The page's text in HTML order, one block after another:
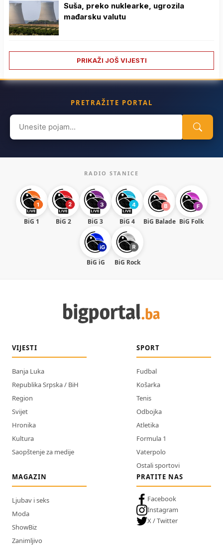
Suša, preko nuklearke, ugrozila
mađarsku valutu
PRIKAŽI JOŠ VIJESTI
PRETRAŽITE PORTAL
Search
for:
RADIO STANICE
BiG 1 BiG 2 BiG 3 BiG 4 BiG Balade BiG Folk
BiG iG BiG Rock
VIJESTI
Banja Luka
Republika Srpska / BiH
Region
Svijet
Hronika
Kultura
Saopštenje za medije
SPORT
Fudbal
Košarka
Tenis
Odbojka
Atletika
Formula 1
Vaterpolo
Ostali sportovi
MAGAZIN
Ljubav i seks
Moda
ShowBiz
Zanimljivo
PRATITE NAS
Facebook
Instagram
X / Twitter